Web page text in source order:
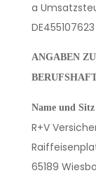
a
DE455107623
ANGABEN
Name und Sitz
R+V
65189